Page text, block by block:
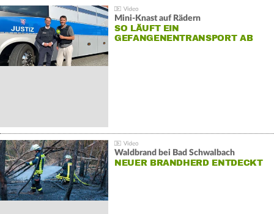
Mini-Knast auf Rädern
SO LÄUFT EIN
GEFANGENENTRANSPORT AB
Waldbrand bei Bad Schwalbach
NEUER BRANDHERD ENTDECKT